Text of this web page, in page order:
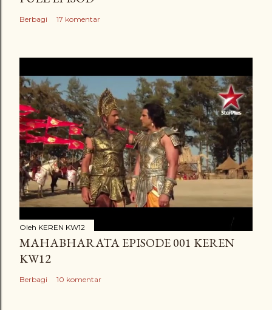
Berbagi 17 komentar
Oleh KEREN KW12
MAHABHARATA EPISODE 001 KEREN
KW12
Berbagi 10 komentar